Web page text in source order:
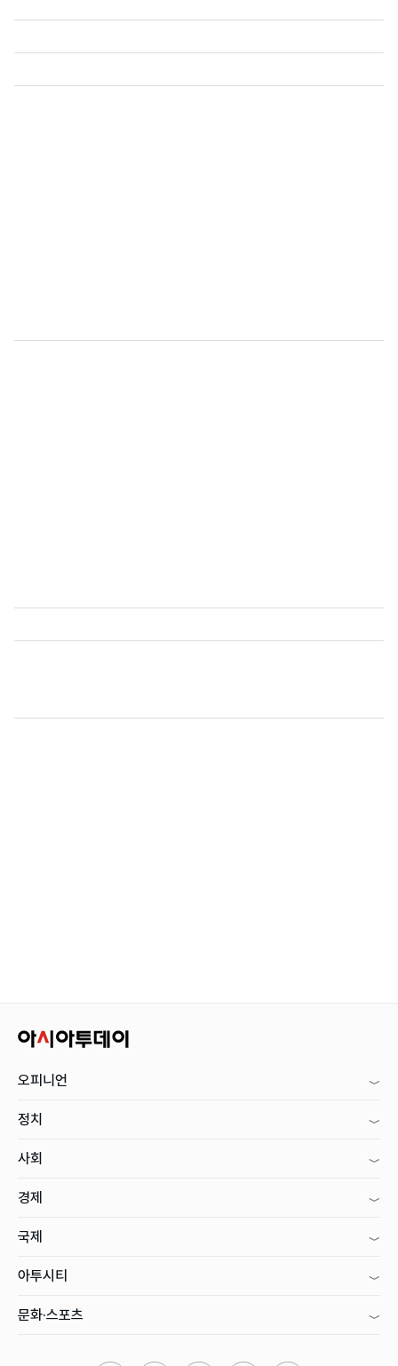
오피니언
정치
사회
경제
국제
아투시티
문화·스포츠